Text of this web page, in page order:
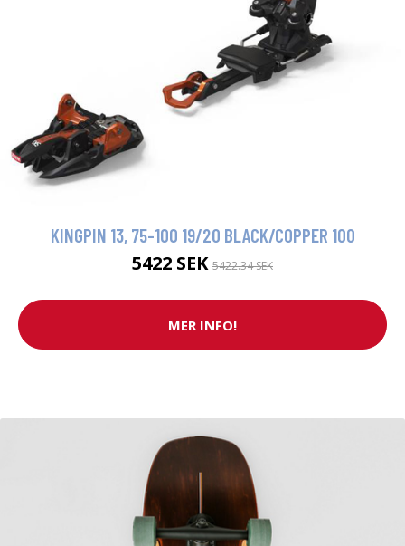
KINGPIN 13, 75-100 19/20 BLACK/COPPER 100
5422 SEK 5422.34 SEK
MER INFO!